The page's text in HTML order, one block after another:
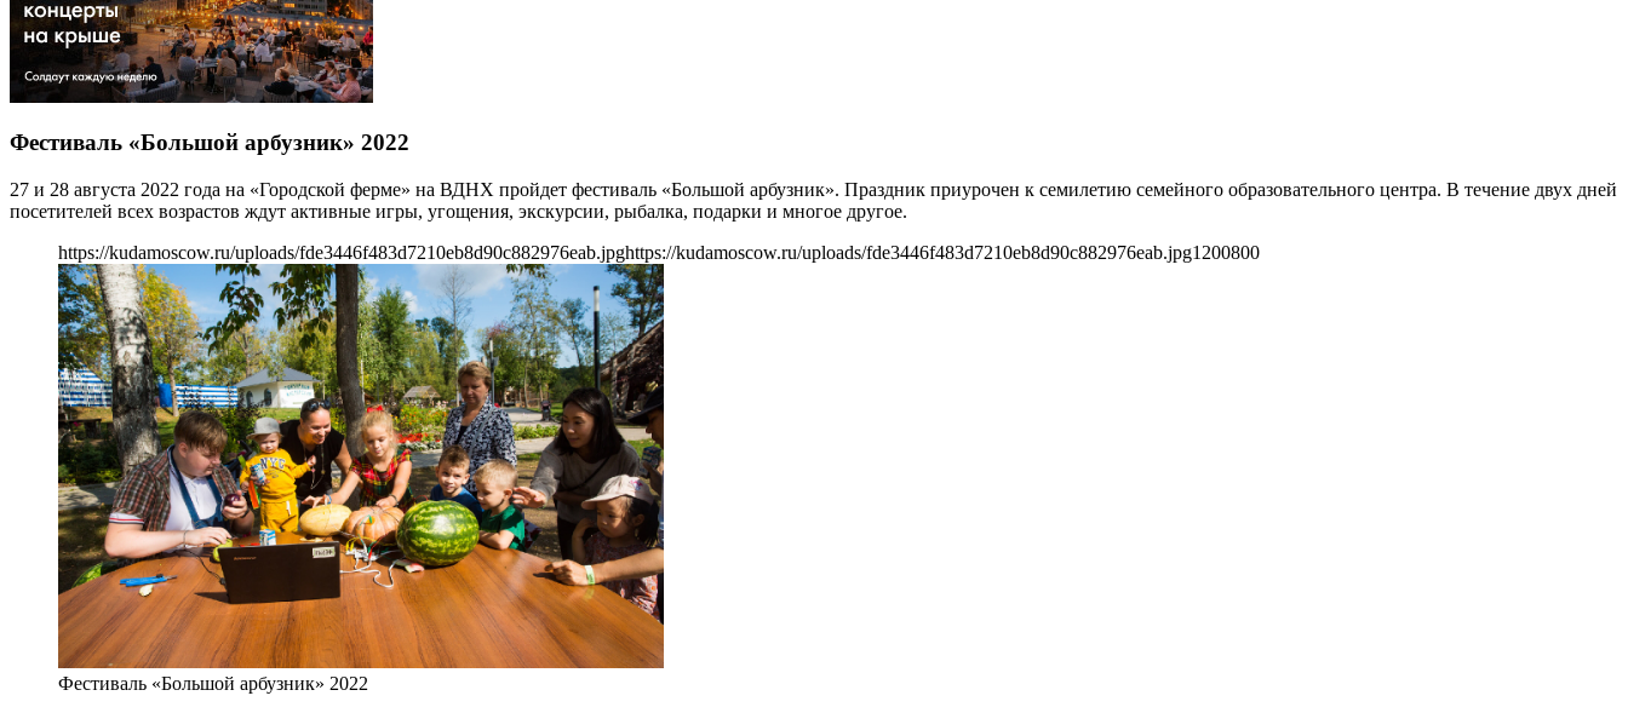
Фестиваль «Большой арбузник» 2022
27 и 28 августа 2022 года на «Городской ферме» на ВДНХ пройдет фестиваль «Большой арбузник». Праздник приурочен к семилетию семейного образовательного центра. В течение двух дней
посетителей всех возрастов ждут активные игры, угощения, экскурсии, рыбалка, подарки и многое другое.
https://kudamoscow.ru/uploads/fde3446f483d7210eb8d90c882976eab.jpghttps://kudamoscow.ru/uploads/fde3446f483d7210eb8d90c882976eab.jpg1200800
Фестиваль «Большой арбузник» 2022